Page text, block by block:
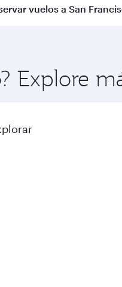
de la ruta y
vuelos a San
Explore